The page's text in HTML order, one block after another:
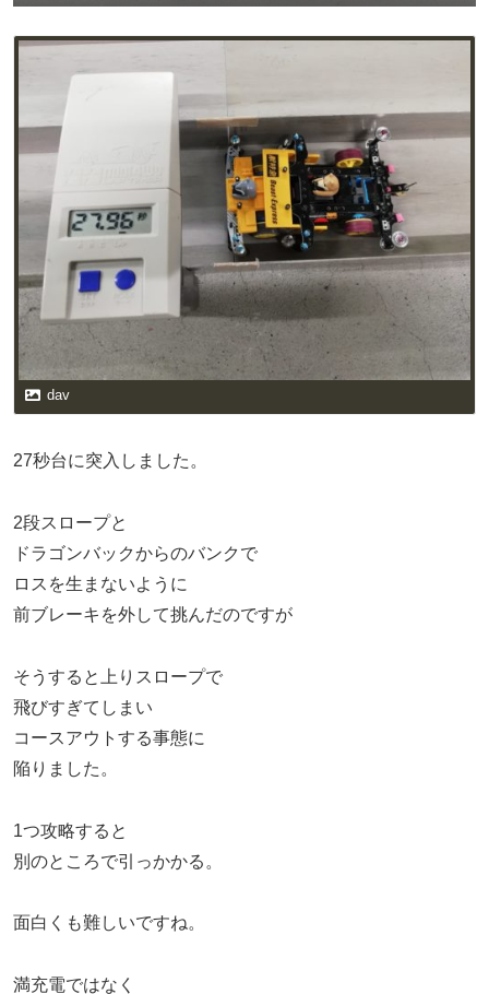
dav
27秒台に突入しました。
2段スロープと
ドラゴンバックからのバンクで
ロスを生まないように
前ブレーキを外して挑んだのですが
そうすると上りスロープで
飛びすぎてしまい
コースアウトする事態に
陥りました。
1つ攻略すると
別のところで引っかかる。
面白くも難しいですね。
満充電ではなく